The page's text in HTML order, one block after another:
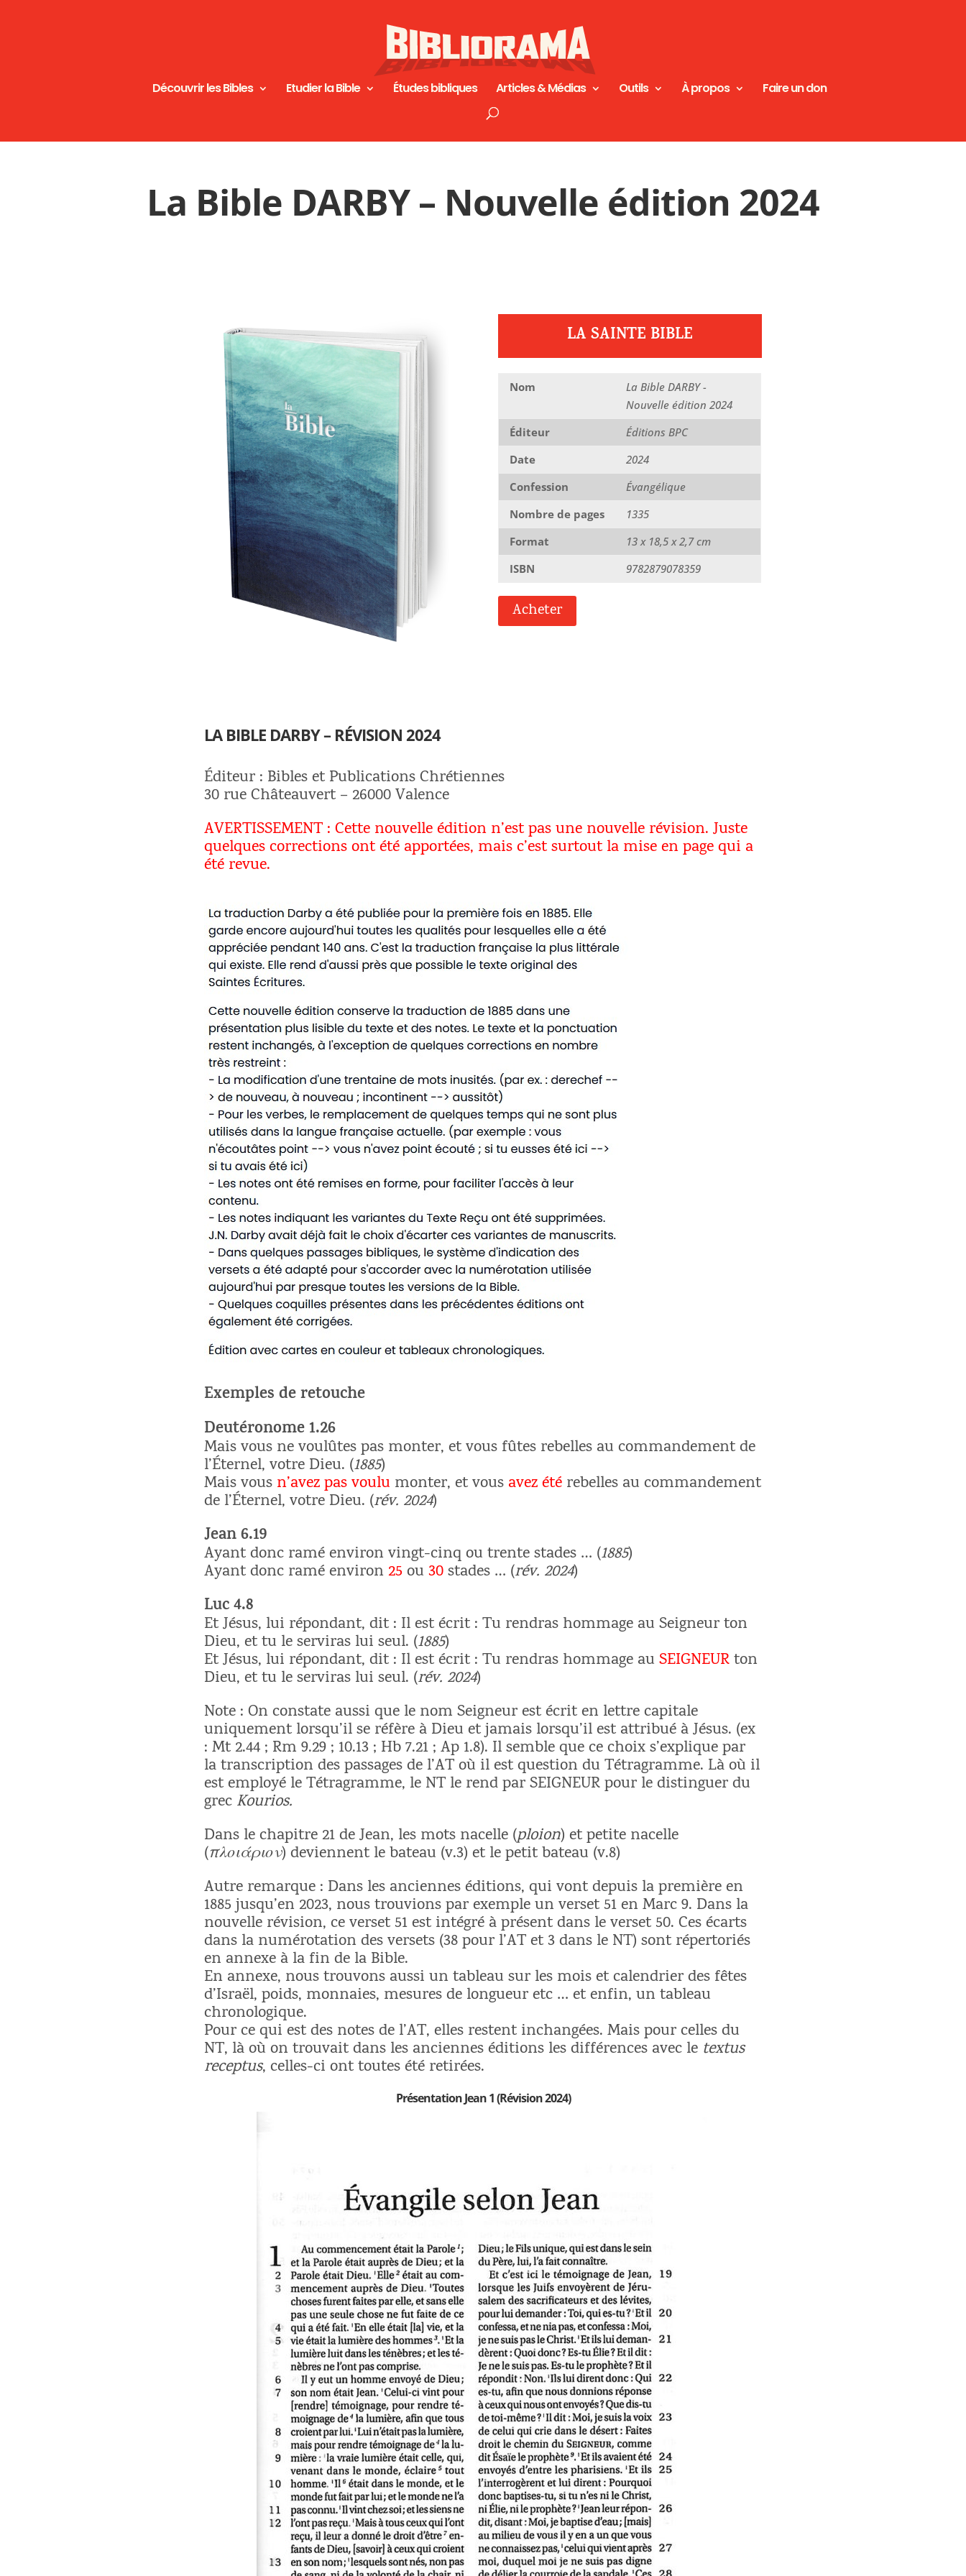
Découvrir les Bibles Etudier la Bible Études bibliques Articles & Médias Outils À propos Faire un don
La Bible DARBY – Nouvelle édition 2024
LA SAINTE BIBLE
Nom
La Bible DARBY -
Nouvelle édition 2024
Éditeur
Éditions BPC
Date
2024
Confession
Évangélique
Nombre de pages
1335
Format
13 x 18,5 x 2,7 cm
ISBN
9782879078359
Acheter
LA BIBLE DARBY – RÉVISION 2024
Éditeur : Bibles et Publications Chrétiennes
30 rue Châteauvert – 26000 Valence
AVERTISSEMENT : Cette nouvelle édition n’est pas une nouvelle révision. Juste
quelques corrections ont été apportées, mais c’est surtout la mise en page qui a
été revue.
Exemples de retouche
Deutéronome 1.26
Mais vous ne voulûtes pas monter, et vous fûtes rebelles au commandement de
l’Éternel, votre Dieu. (1885)
Mais vous n’avez pas voulu monter, et vous avez été rebelles au commandement
de l’Éternel, votre Dieu. (rév. 2024)
Jean 6.19
Ayant donc ramé environ vingt-cinq ou trente stades … (1885)
Ayant donc ramé environ25ou30stades … (rév. 2024)
Luc 4.8
Et Jésus, lui répondant, dit : Il est écrit : Tu rendras hommage au Seigneur ton
Dieu, et tu le serviras lui seul. (1885)
Et Jésus, lui répondant, dit : Il est écrit : Tu rendras hommage auSEIGNEURton
Dieu, et tu le serviras lui seul. (rév. 2024)
Note : On constate aussi que le nom Seigneur est écrit en lettre capitale
uniquement lorsqu’il se réfère à Dieu et jamais lorsqu’il est attribué à Jésus. (ex
: Mt 2.44 ; Rm 9.29 ; 10.13 ; Hb 7.21 ; Ap 1.8). Il semble que ce choix s’explique par
la transcription des passages de l’AT où il est question du Tétragramme. Là où il
est employé le Tétragramme, le NT le rend par SEIGNEUR pour le distinguer du
grec Kourios.
Dans le chapitre 21 de Jean, les mots nacelle (ploion) et petite nacelle
(πλοιάριον) deviennent le bateau (v.3) et le petit bateau (v.8)
Autre remarque : Dans les anciennes éditions, qui vont depuis la première en
1885 jusqu’en 2023, nous trouvions par exemple un verset 51 en Marc 9. Dans la
nouvelle révision, ce verset 51 est intégré à présent dans le verset 50. Ces écarts
dans la numérotation des versets (38 pour l’AT et 3 dans le NT) sont répertoriés
en annexe à la fin de la Bible.
En annexe, nous trouvons aussi un tableau sur les mois et calendrier des fêtes
d’Israël, poids, monnaies, mesures de longueur etc … et enfin, un tableau
chronologique.
Pour ce qui est des notes de l’AT, elles restent inchangées. Mais pour celles du
NT, là où on trouvait dans les anciennes éditions les différences avec le textus
receptus, celles-ci ont toutes été retirées.
Présentation Jean 1 (Révision 2024)